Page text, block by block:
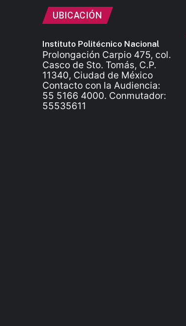
UBICACIÓN
Instituto Politécnico Nacional
Prolongación Carpio 475, col.
Casco de Sto. Tomás, C.P.
11340, Ciudad de México
Contacto con la Audiencia:
55 5166 4000. Conmutador:
55535611